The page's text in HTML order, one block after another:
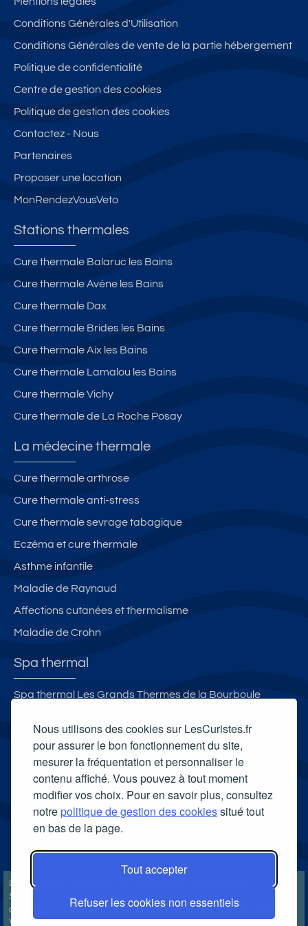
Nous utilisons des cookies sur LesCuristes.fr
pour assurer le bon fonctionnement du site,
mesurer la fréquentation et personnaliser le
contenu affiché. Vous pouvez à tout moment
modifier vos choix. Pour en savoir plus, consultez
notrepolitique de gestion des cookiessitué tout
en bas de la page.
Tout accepter
Refuser les cookies non essentiels
Conditions Générales d'Utilisation
Conditions Générales de vente de la partie hébergement
Politique de confidentialité
Centre de gestion des cookies
Politique de gestion des cookies
Contactez - Nous
Partenaires
Proposer une location
MonRendezVousVeto
Stations thermales
Cure thermale Balaruc les Bains
Cure thermale Avène les Bains
Cure thermale Dax
Cure thermale Brides les Bains
Cure thermale Aix les Bains
Cure thermale Lamalou les Bains
Cure thermale Vichy
Cure thermale de La Roche Posay
La médecine thermale
Cure thermale arthrose
Cure thermale anti-stress
Cure thermale sevrage tabagique
Eczéma et cure thermale
Asthme infantile
Maladie de Raynaud
Affections cutanées et thermalisme
Maladie de Crohn
Spa thermal
Spa thermal Les Grands Thermes de la Bourboule
Spa thermal Salinea Spa
Carte cadeau spa Vichy
Carte cadeau spa Bagnoles-de-l'Orne
Carte cadeau spa Saubusse
Carte cadeau spa Châtel-Guyon
LesCuristes.fr participe et est conforme à l'ensemble des
Spécifications et Politiques du Transparency & Consent Framework
de l'IAB Europe et utilise la Consent Management Platform n°92.
Vous pouvez modifier vos choix à tout moment encliquant ici.